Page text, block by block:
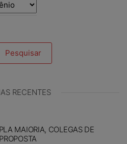
RECENTES
MAIORIA, COLEGAS DE